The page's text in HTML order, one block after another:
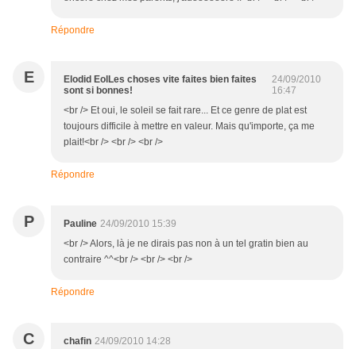
Répondre
E
Elodid EolLes choses vite faites bien faites
sont si bonnes!
24/09/2010
16:47
<br /> Et oui, le soleil se fait rare... Et ce genre de plat est
toujours difficile à mettre en valeur. Mais qu'importe, ça me
plait!<br /> <br /> <br />
Répondre
P Pauline 24/09/2010 15:39
<br /> Alors, là je ne dirais pas non à un tel gratin bien au
contraire ^^<br /> <br /> <br />
Répondre
C chafin 24/09/2010 14:28